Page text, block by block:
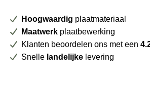
Hoogwaardig plaatmateriaal
Maatwerk plaatbewerking
Klanten beoordelen ons met een
Snelle landelijke levering